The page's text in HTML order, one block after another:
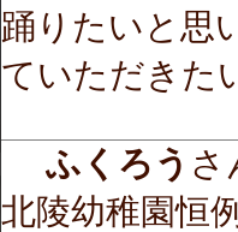
踊りたいと思
ていただきた
ふくろう さ
北陵幼稚園恒